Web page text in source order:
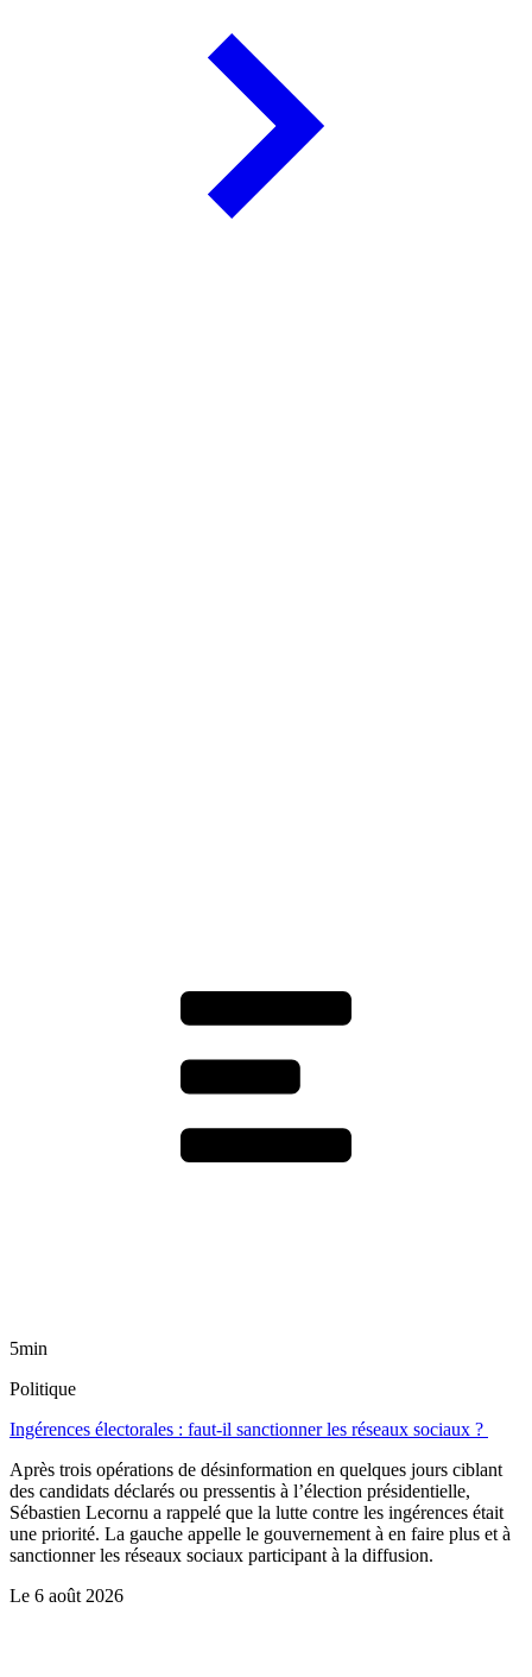
5min
Politique
Ingérences électorales : faut-il sanctionner les réseaux sociaux ?
Après trois opérations de désinformation en quelques jours ciblant
des candidats déclarés ou pressentis à l’élection présidentielle,
Sébastien Lecornu a rappelé que la lutte contre les ingérences était
une priorité. La gauche appelle le gouvernement à en faire plus et à
sanctionner les réseaux sociaux participant à la diffusion.
Le 6 août 2026